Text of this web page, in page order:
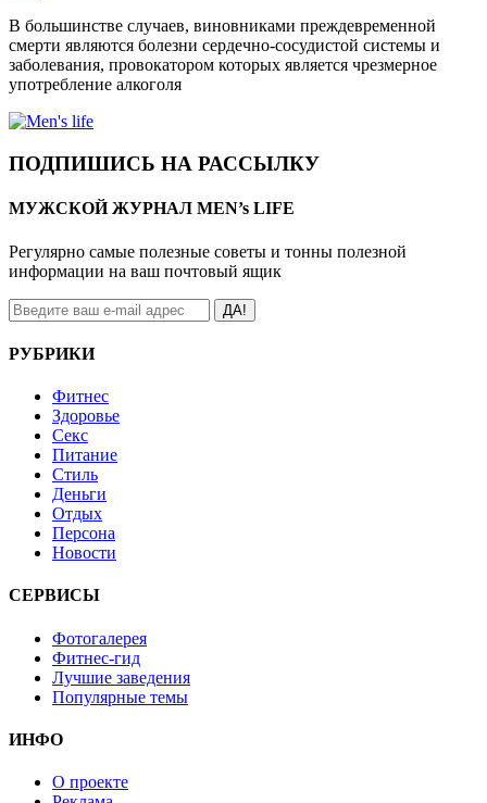
В большинстве случаев, виновниками преждевременной
смерти являются болезни сердечно-сосудистой системы и
заболевания, провокатором которых является чрезмерное
употребление алкоголя
ПОДПИШИСЬ НА РАССЫЛКУ
МУЖСКОЙ ЖУРНАЛ MEN’s LIFE
Регулярно самые полезные советы и тонны полезной
информации на ваш почтовый ящик
ДА!
РУБРИКИ
Фитнес
Здоровье
Секс
Питание
Стиль
Деньги
Отдых
Персона
Новости
СЕРВИСЫ
Фотогалерея
Фитнес-гид
Лучшие заведения
Популярные темы
ИНФО
О проекте